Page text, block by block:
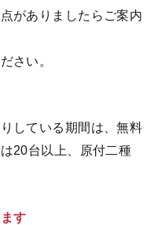
がありましたらご案内
さい。
している期間は、無料
20台以上、原付二種
す